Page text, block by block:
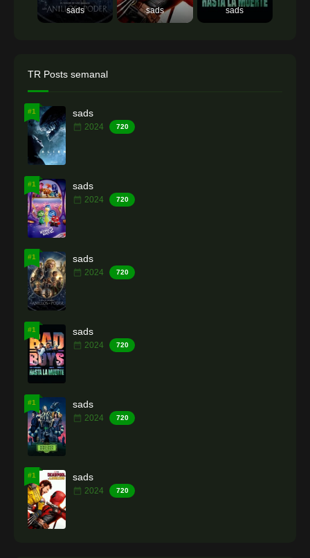
sads sads sads
TR Posts semanal
#1 sads
2024 720
#1 sads
2024 720
#1 sads
2024 720
#1 sads
2024 720
#1 sads
2024 720
#1 sads
2024 720